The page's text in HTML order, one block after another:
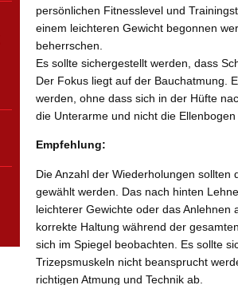
persönlichen Fitnesslevel und
einem leichteren Gewicht begonnen
beherrschen.
Es sollte sichergestellt werden, dass
Der Fokus liegt auf der Bauchatmung.
werden, ohne dass sich in der Hüfte
die Unterarme und nicht die Ellenbogen
Empfehlung:
Die Anzahl der Wiederholungen
gewählt werden. Das nach hinten
leichterer Gewichte oder das
korrekte Haltung während der
sich im Spiegel beobachten. Es sollte
Trizepsmuskeln nicht beansprucht
richtigen Atmung und Technik ab.